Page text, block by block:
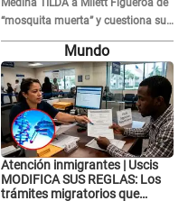
“mosquita muerta” y cuestiona su
RECONCILIACIÓN con Marcelo
Tinelli en TV argentina
Mundo
Atención inmigrantes | Uscis
MODIFICA SUS REGLAS: Los
trámites migratorios que